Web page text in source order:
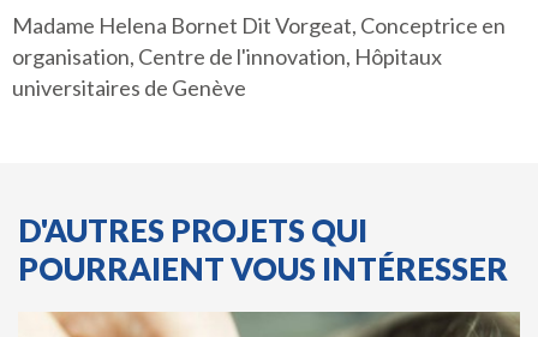
Madame Helena Bornet Dit Vorgeat, Conceptrice en
organisation, Centre de l'innovation, Hôpitaux
universitaires de Genève
D'AUTRES PROJETS QUI
POURRAIENT VOUS INTÉRESSER